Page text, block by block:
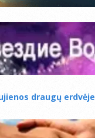
draugų erdvėje